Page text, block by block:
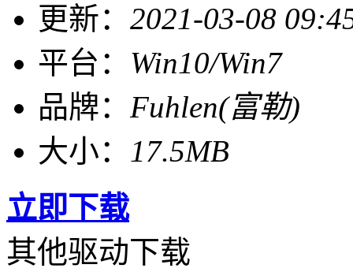
更新： 2021-03-08
平台： Win10/Win7
品牌： Fuhlen(富勒)
大小： 17.5MB
立即下载
其他驱动下载